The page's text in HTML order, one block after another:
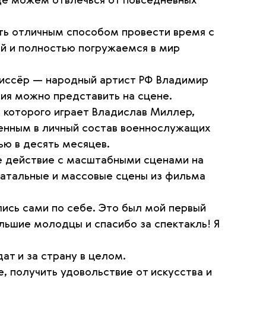
отличным способом провести время с
и полностью погружаемся в мир
— народный артист РФ Владимир
можно представить на сцене.
играет Владислав Миллер,
в личный состав военнослужащих
в десять месяцев.
действие с масштабными сценами на
и массовые сцены из фильма
сами по себе. Это был мой первый
молодцы и спасибо за спектакль! Я
и за страну в целом.
удовольствие от искусства и